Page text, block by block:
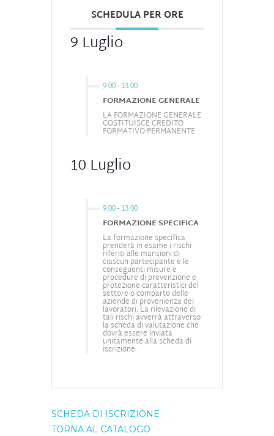
SCHEDULA PER ORE
9 Luglio
9.00-13.00
FORMAZIONE GENERALE
LA FORMAZIONE GENERALE
COSTITUISCE CREDITO
FORMATIVO PERMANENTE
10 Luglio
9.00-13.00
FORMAZIONE SPECIFICA
La formazione specifica
prenderà in esame i rischi
riferiti alle mansioni di
ciascun partecipante e le
conseguenti misure e
procedure di prevenzione e
protezione caratteristici del
settore o comparto delle
aziende di provenienza dei
lavoratori. La rilevazione di
tali rischi avverrà attraverso
la scheda di valutazione che
dovrà essere inviata
unitamente alla scheda di
iscrizione.
SCHEDA DI ISCRIZIONE
TORNA AL CATALOGO